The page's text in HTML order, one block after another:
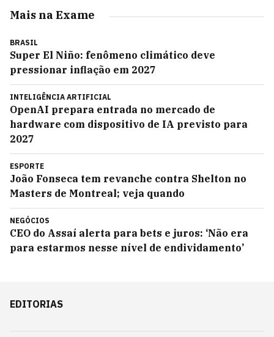
Mais na Exame
BRASIL
Super El Niño: fenômeno climático deve
pressionar inflação em 2027
INTELIGÊNCIA ARTIFICIAL
OpenAI prepara entrada no mercado de
hardware com dispositivo de IA previsto para
2027
ESPORTE
João Fonseca tem revanche contra Shelton no
Masters de Montreal; veja quando
NEGÓCIOS
CEO do Assaí alerta para bets e juros: ‘Não era
para estarmos nesse nível de endividamento’
EDITORIAS